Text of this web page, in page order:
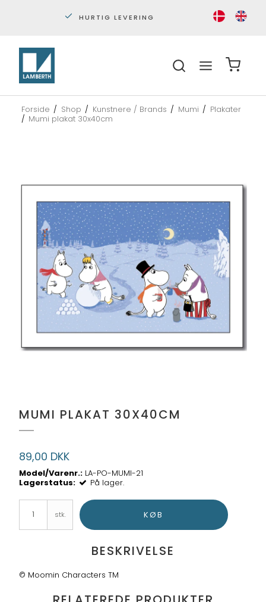
PERSONLIG KUNDESERVICE
Forside / Shop / Kunstnere / Brands / Mumi / Plakater
/ Mumi plakat 30x40cm
MUMI PLAKAT 30X40CM
89,00 DKK
Model/Varenr.: LA-PO-MUMI-21
Lagerstatus:
På lager.
stk. KØB
BESKRIVELSE
© Moomin Characters TM